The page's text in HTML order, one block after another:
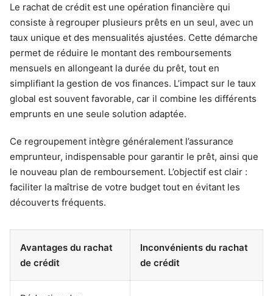
Le rachat de crédit est une opération financière qui
consiste à regrouper plusieurs prêts en un seul, avec un
taux unique et des mensualités ajustées. Cette démarche
permet de réduire le montant des remboursements
mensuels en allongeant la durée du prêt, tout en
simplifiant la gestion de vos finances. L’impact sur le taux
global est souvent favorable, car il combine les différents
emprunts en une seule solution adaptée.
Ce regroupement intègre généralement l’assurance
emprunteur, indispensable pour garantir le prêt, ainsi que
le nouveau plan de remboursement. L’objectif est clair :
faciliter la maîtrise de votre budget tout en évitant les
découverts fréquents.
Avantages du rachat
de crédit
Inconvénients du rachat
de crédit